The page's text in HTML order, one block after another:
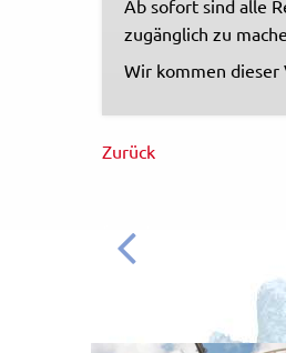
Ab sofort sind alle
zugänglich zu
Wir kommen
Zurück
ZURÜCK